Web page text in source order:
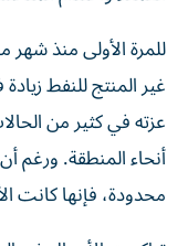
للمرة الأولى منذ
غير المنتج للنفط
عزته في كثير من
أنحاء المنطقة. ورغم
محدودة، فإنها کانت